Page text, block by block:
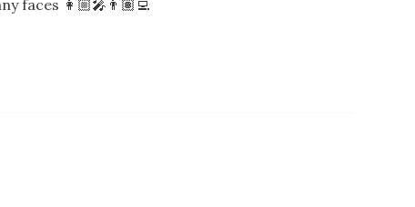
faces 👩🏼‍🎤👨🏽‍💻